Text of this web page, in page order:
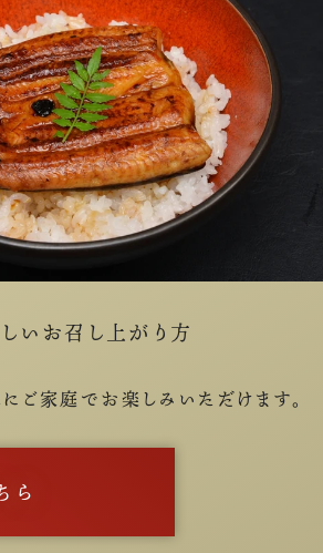
いお召し上がり方
ご家庭でお楽しみいただけます。
ら